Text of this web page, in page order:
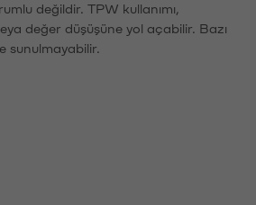
değildir. TPW kullanımı,
değer düşüşüne yol açabilir. Bazı
sunulmayabilir.